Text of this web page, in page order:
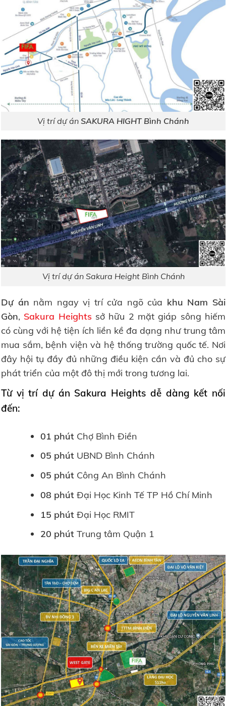
Vị trí dự án SAKURA HIGHT Bình Chánh
Vị trí dự án Sakura Height Bình Chánh
Dự án nằm ngay vị trí cửa ngõ của khu Nam Sài
Gòn, Sakura Heightssở hữu 2 mặt giáp sông hiếm
có cùng với hệ tiện ích liền kề đa dạng như trung tâm
mua sắm, bệnh viện và hệ thống trường quốc tế. Nơi
đây hội tụ đầy đủ những điều kiện cần và đủ cho sự
phát triển của một đô thị mới trong tương lai.
Từ vị trí dự án Sakura Heights dễ dàng kết nối
đến:
01 phútChợ Bình Điền
05 phútUBND Bình Chánh
05 phútCông An Bình Chánh
08 phútĐại Học Kinh Tế TP Hồ Chí Minh
15 phútĐại Học RMIT
20 phútTrung tâm Quận 1